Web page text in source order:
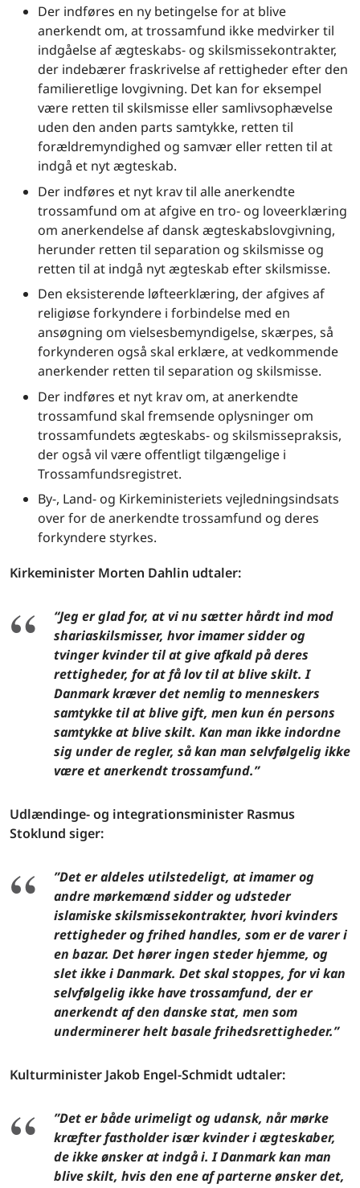
Der indføres en ny betingelse for at blive
anerkendt om, at trossamfund ikke medvirker til
indgåelse af ægteskabs- og skilsmissekontrakter,
der indebærer fraskrivelse af rettigheder efter den
familieretlige lovgivning. Det kan for eksempel
være retten til skilsmisse eller samlivsophævelse
uden den anden parts samtykke, retten til
forældremyndighed og samvær eller retten til at
indgå et nyt ægteskab.
Der indføres et nyt krav til alle anerkendte
trossamfund om at afgive en tro- og loveerklæring
om anerkendelse af dansk ægteskabslovgivning,
herunder retten til separation og skilsmisse og
retten til at indgå nyt ægteskab efter skilsmisse.
Den eksisterende løfteerklæring, der afgives af
religiøse forkyndere i forbindelse med en
ansøgning om vielsesbemyndigelse, skærpes, så
forkynderen også skal erklære, at vedkommende
anerkender retten til separation og skilsmisse.
Der indføres et nyt krav om, at anerkendte
trossamfund skal fremsende oplysninger om
trossamfundets ægteskabs- og skilsmissepraksis,
der også vil være offentligt tilgængelige i
Trossamfundsregistret.
By-, Land- og Kirkeministeriets vejledningsindsats
over for de anerkendte trossamfund og deres
forkyndere styrkes.
Kirkeminister Morten Dahlin udtaler:
“Jeg er glad for, at vi nu sætter hårdt ind mod
shariaskilsmisser, hvor imamer sidder og
tvinger kvinder til at give afkald på deres
rettigheder, for at få lov til at blive skilt. I
Danmark kræver det nemlig to menneskers
samtykke til at blive gift, men kun én persons
samtykke at blive skilt. Kan man ikke indordne
sig under de regler, så kan man selvfølgelig ikke
være et anerkendt trossamfund.”
Udlændinge- og integrationsminister Rasmus
Stoklund siger:
”Det er aldeles utilstedeligt, at imamer og
andre mørkemænd sidder og udsteder
islamiske skilsmissekontrakter, hvori kvinders
rettigheder og frihed handles, som er de varer i
en bazar. Det hører ingen steder hjemme, og
slet ikke i Danmark. Det skal stoppes, for vi kan
selvfølgelig ikke have trossamfund, der er
anerkendt af den danske stat, men som
underminerer helt basale frihedsrettigheder.”
Kulturminister Jakob Engel-Schmidt udtaler:
”Det er både urimeligt og udansk, når mørke
kræfter fastholder især kvinder i ægteskaber,
de ikke ønsker at indgå i. I Danmark kan man
blive skilt, hvis den ene af parterne ønsker det,